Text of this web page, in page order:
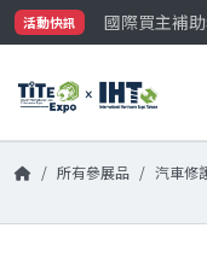
活動快訊
國際買主補
參觀門票開
國際買主補助
所有參展品 汽車修